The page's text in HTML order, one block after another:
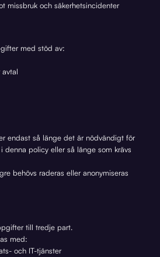
missbruk och säkerhetsincidenter
med stöd av:
endast så länge det är nödvändigt för
denna policy eller så länge som krävs
behövs raderas eller anonymiseras
till tredje part.
med:
och IT-tjänster